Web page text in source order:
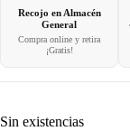
Recojo en Almacén
General
Compra online y retira
¡Gratis!
Sin existencias